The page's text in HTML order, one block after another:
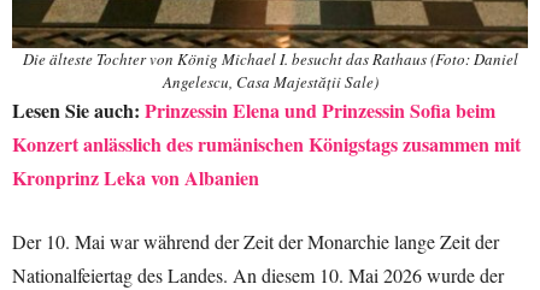
Die älteste Tochter von König Michael I. besucht das Rathaus (Foto: Daniel
Angelescu, Casa Majestății Sale)
Lesen Sie auch: Prinzessin Elena und Prinzessin Sofia beim
Konzert anlässlich des rumänischen Königstags zusammen mit
Kronprinz Leka von Albanien
Der 10. Mai war während der Zeit der Monarchie lange Zeit der
Nationalfeiertag des Landes. An diesem 10. Mai 2026 wurde der